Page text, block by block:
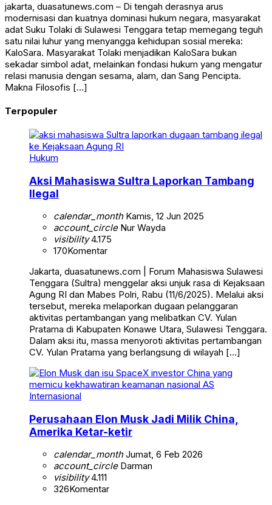
jakarta, duasatunews.com – Di tengah derasnya arus
modernisasi dan kuatnya dominasi hukum negara, masyarakat
adat Suku Tolaki di Sulawesi Tenggara tetap memegang teguh
satu nilai luhur yang menyangga kehidupan sosial mereka:
KaloSara. Masyarakat Tolaki menjadikan KaloSara bukan
sekadar simbol adat, melainkan fondasi hukum yang mengatur
relasi manusia dengan sesama, alam, dan Sang Pencipta.
Makna Filosofis […]
Terpopuler
Hukum
Aksi Mahasiswa Sultra Laporkan Tambang
Ilegal
calendar_monthKamis, 12 Jun 2025
account_circleNur Wayda
visibility4.175
170Komentar
Jakarta, duasatunews.com | Forum Mahasiswa Sulawesi
Tenggara (Sultra) menggelar aksi unjuk rasa di Kejaksaan
Agung RI dan Mabes Polri, Rabu (11/6/2025). Melalui aksi
tersebut, mereka melaporkan dugaan pelanggaran
aktivitas pertambangan yang melibatkan CV. Yulan
Pratama di Kabupaten Konawe Utara, Sulawesi Tenggara.
Dalam aksi itu, massa menyoroti aktivitas pertambangan
CV. Yulan Pratama yang berlangsung di wilayah […]
Internasional
Perusahaan Elon Musk Jadi Milik China,
Amerika Ketar-ketir
calendar_monthJumat, 6 Feb 2026
account_circleDarman
visibility4.111
326Komentar